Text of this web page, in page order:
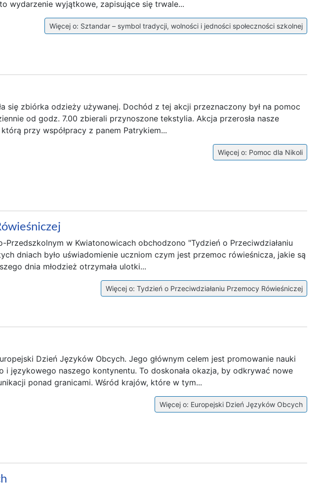
wydarzenie wyjątkowe, zapisujące się trwale...
Więcej o: Sztandar – symbol tradycji, wolności i jedności społeczności szkolnej
się zbiórka odzieży używanej. Dochód z tej akcji przeznaczony był na pomoc
od godz. 7.00 zbierali przynoszone tekstylia. Akcja przerosła nasze
przy współpracy z panem Patrykiem...
Więcej o: Pomoc dla Nikoli
w Kwiatonowicach obchodzono "Tydzień o Przeciwdziałaniu
dniach było uświadomienie uczniom czym jest przemoc rówieśnicza, jakie są
dnia młodzież otrzymała ulotki...
Więcej o: Tydzień o Przeciwdziałaniu Przemocy Rówieśniczej
Dzień Języków Obcych. Jego głównym celem jest promowanie nauki
językowego naszego kontynentu. To doskonała okazja, by odkrywać nowe
ponad granicami. Wśród krajów, które w tym...
Więcej o: Europejski Dzień Języków Obcych